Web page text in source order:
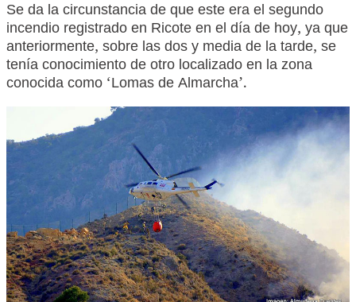
Se da la circunstancia de que este era el segundo
incendio registrado en Ricote en el día de hoy, ya que
anteriormente, sobre las dos y media de la tarde, se
tenía conocimiento de otro localizado en la zona
conocida como ‘Lomas de Almarcha’.